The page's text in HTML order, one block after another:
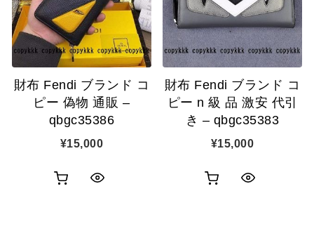
財布 Fendi ブランド コ
ピー 偽物 通販 –
qbgc35386
¥15,000
財布 Fendi ブランド コ
ピー n 級 品 激安 代引
き – qbgc35383
¥15,000